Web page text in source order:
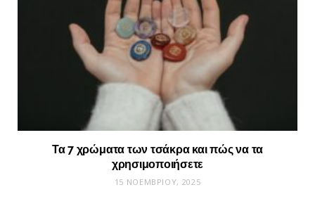
Τα 7 χρώματα των τσάκρα και πώς να τα
χρησιμοποιήσετε
15 ΝΟΕΜΒΡΊΟΥ, 2025